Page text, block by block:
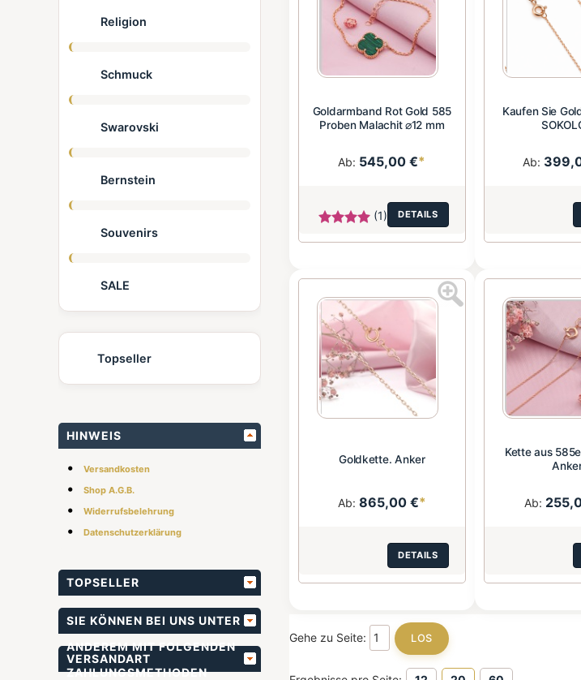
Religion
Schmuck
Swarovski
Bernstein
Souvenirs
SALE
Topseller
HINWEIS
• Versandkosten
• Shop A.G.B.
• Widerrufsbelehrung
• Datenschutzerklärung
TOPSELLER
SIE KÖNNEN BEI UNS UNTER
ANDEREM MIT FOLGENDEN
ZAHLUNGSMETHODEN
VERSANDART
Goldarmband Rot Gold 585
Proben Malachit ⌀12 mm
Ab: 545,00 €*
(1) DETAILS
Kaufen Sie
Ab:
Goldkette. Anker
Ab: 865,00 €*
DETAILS
Kette aus
Ab:
Gehe zu Seite: